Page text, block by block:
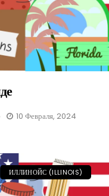
10 Февраля, 2024
ИЛЛИНОЙС (ILLINOIS)